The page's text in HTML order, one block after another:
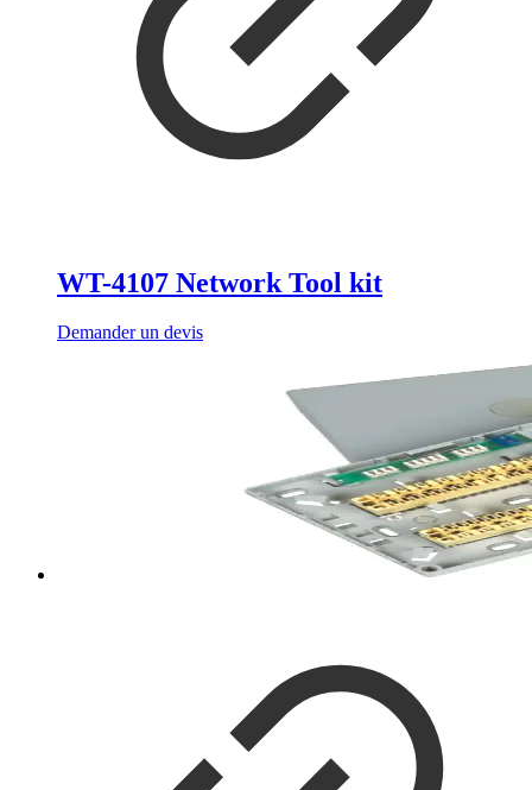
WT-4107 Network Tool kit
Demander un devis